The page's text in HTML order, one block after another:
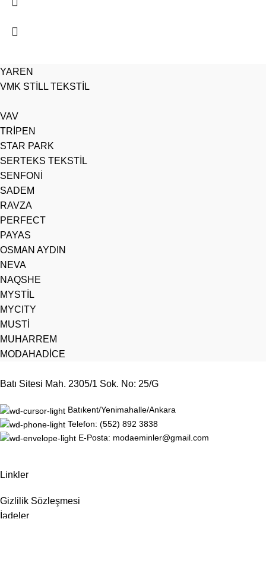
YAREN
VMK STİLL TEKSTİL
VAV
TRİPEN
STAR PARK
SERTEKS TEKSTİL
SENFONİ
SADEM
RAVZA
PERFECT
PAYAS
OSMAN AYDIN
NEVA
NAQSHE
MYSTİL
MYCITY
MUSTİ
MUHARREM
MODAHADİCE
Batı Sitesi Mah. 2305/1 Sok. No: 25/G
Batıkent/Yenimahalle/Ankara
Telefon: (552) 892 3838
E-Posta: modaeminler@gmail.com
Linkler
Gizlilik Sözleşmesi
İadeler